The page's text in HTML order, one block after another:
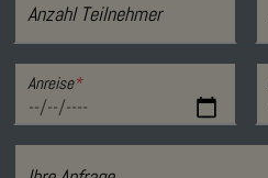
Anzahl Teilnehmer
Anreise*